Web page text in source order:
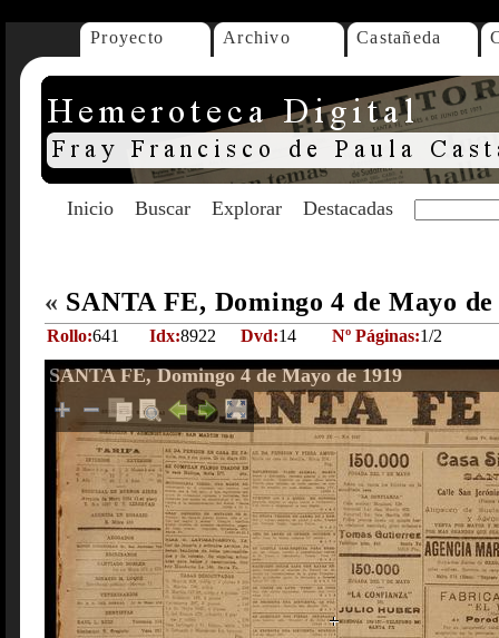
Proyecto Archivo Castañeda
Inicio Buscar Explorar Destacadas
« SANTA FE, Domingo 4 de Mayo
Rollo:641 Idx:8922 Dvd:14 Nº Páginas:1/2
SANTA FE, Domingo 4 de Mayo de 1919